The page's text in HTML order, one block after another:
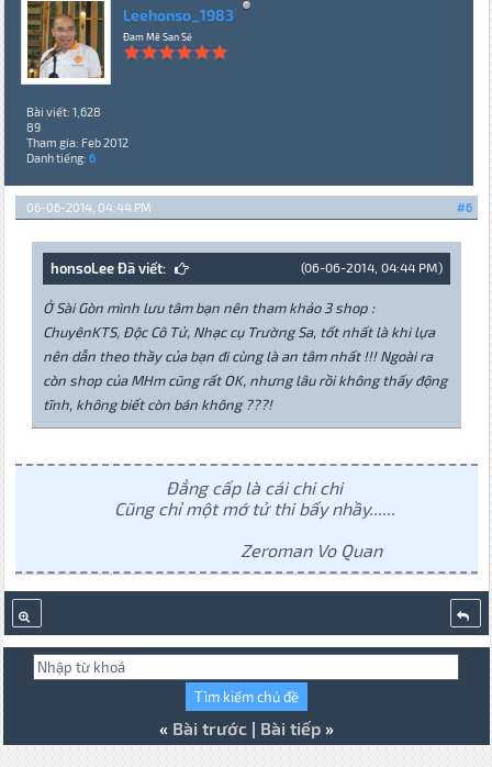
Leehonso_1983
Đam Mê San Sẻ
Bài viết: 1,628
89
Tham gia: Feb 2012
Danh tiếng: 6
#6
06-06-2014, 04:44 PM
(06-06-2014, 04:44 PM)
honsoLee Đã viết:
Ở Sài Gòn mình lưu tâm bạn nên tham khảo 3 shop :
ChuyênKTS, Độc Cô Tử, Nhạc cụ Trường Sa, tốt nhất là khi lựa
nên dẫn theo thầy của bạn đi cùng là an tâm nhất !!! Ngoài ra
còn shop của MHm cũng rất OK, nhưng lâu rồi không thấy động
tĩnh, không biết còn bán không ???!
Đẳng cấp là cái chi chi
Cũng chỉ một mớ tử thi bấy nhầy......
Zeroman Vo Quan
« Bài trước| Bài tiếp»